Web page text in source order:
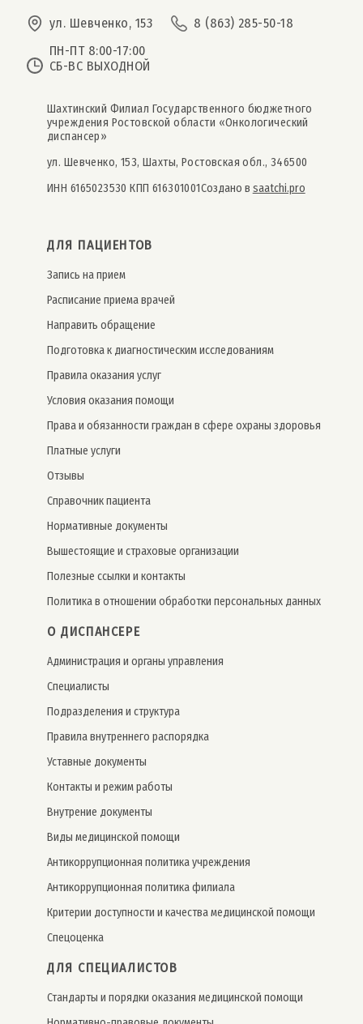
ул. Шевченко, 153
8 (863) 285-50-18
ПН-ПТ 8:00-17:00
СБ-ВС ВЫХОДНОЙ
Шахтинский Филиал Государственного бюджетного
учреждения Ростовской области «Онкологический
диспансер»
ул. Шевченко, 153, Шахты, Ростовская обл., 346500
ИНН 6165023530 КПП 616301001Создано в saatchi.pro
ДЛЯ ПАЦИЕНТОВ
Запись на прием
Расписание приема врачей
Направить обращение
Подготовка к диагностическим исследованиям
Правила оказания услуг
Условия оказания помощи
Права и обязанности граждан в сфере охраны здоровья
Платные услуги
Отзывы
Справочник пациента
Нормативные документы
Вышестоящие и страховые организации
Полезные ссылки и контакты
Политика в отношении обработки персональных данных
О ДИСПАНСЕРЕ
Администрация и органы управления
Специалисты
Подразделения и структура
Правила внутреннего распорядка
Уставные документы
Контакты и режим работы
Внутрение документы
Виды медицинской помощи
Антикоррупционная политика учреждения
Антикоррупционная политика филиала
Критерии доступности и качества медицинской помощи
Спецоценка
ДЛЯ СПЕЦИАЛИСТОВ
Стандарты и порядки оказания медицинской помощи